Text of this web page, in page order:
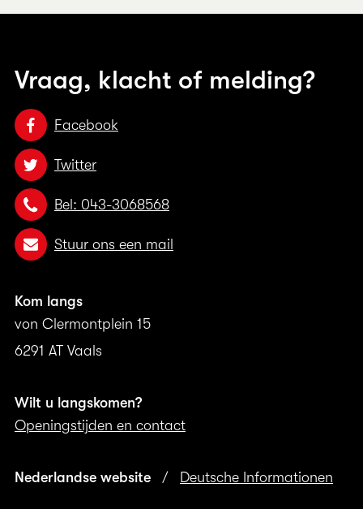
Vraag, klacht of melding?
Facebook
Twitter
Bel: 043-3068568
Stuur ons een mail
Kom langs
von Clermontplein 15
6291 AT Vaals
Wilt u langskomen?
Openingstijden en contact
Nederlandse website / Deutsche Informationen